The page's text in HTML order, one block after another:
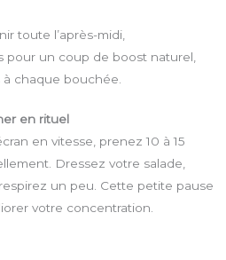
toute l’après-midi,
pour un coup de boost naturel,
à chaque bouchée.
en rituel
en vitesse, prenez 10 à 15
Dressez votre salade,
un peu. Cette petite pause
votre concentration.